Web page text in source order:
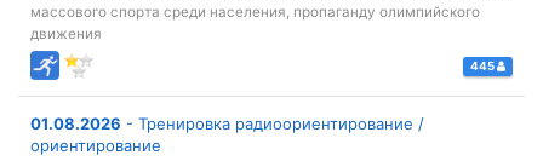
массового спорта среди населения, пропаганду олимпийского
движения
445
01.08.2026 - Тренировка радиоориентирование /
ориентирование